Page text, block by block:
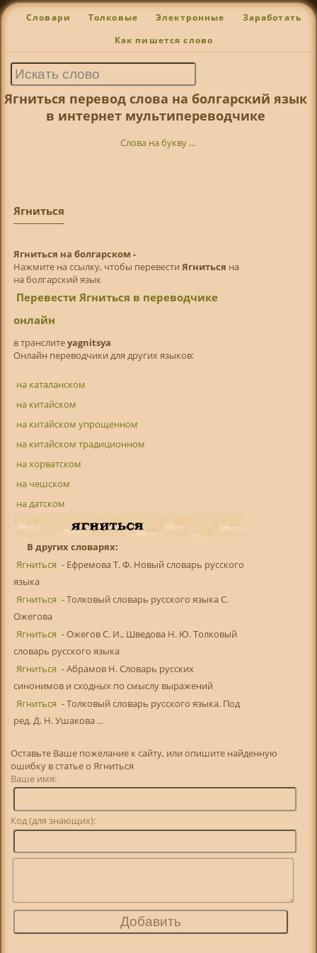
Словари Толковые Электронные Заработать
Как пишется слово
Ягниться перевод слова на болгарский язык
в интернет мультипереводчике
Слова на букву ...
Ягниться
Ягниться на болгарском -
Нажмите на ссылку, чтобы перевести Ягниться на
на болгарский язык
Перевести Ягниться в переводчике
онлайн
в транслитeyagnitsya
Онлайн переводчики для других языков:
на каталанском
на китайском
на китайском упрощенном
на китайском традиционном
на хорватском
на чешском
на датском
В других словарях:
Ягниться - Ефремова Т. Ф. Новый словарь русского
языка
Ягниться - Толковый словарь русского языка С.
Ожегова
Ягниться - Ожегов С. И., Шведова Н. Ю. Толковый
словарь русского языка
Ягниться - Абрамов Н. Словарь русских
синонимов и сходных по смыслу выражений
Ягниться - Толковый словарь русского языка. Под
ред. Д. Н. Ушакова ...
Оставьте Ваше пожелание к сайту, или опишите найденную
ошибку в статье о Ягниться
Ваше имя:
Код (для знающих):